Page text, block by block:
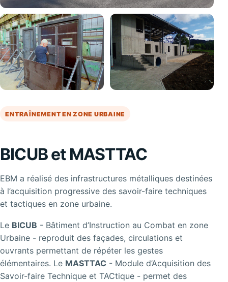
ENTRAÎNEMENT EN ZONE URBAINE
BICUB et MASTTAC
EBM a réalisé des infrastructures métalliques destinées
à l’acquisition progressive des savoir-faire techniques
et tactiques en zone urbaine.
Le BICUB - Bâtiment d’Instruction au Combat en zone
Urbaine - reproduit des façades, circulations et
ouvrants permettant de répéter les gestes
élémentaires. Le MASTTAC - Module d’Acquisition des
Savoir-faire Technique et TACtique - permet des